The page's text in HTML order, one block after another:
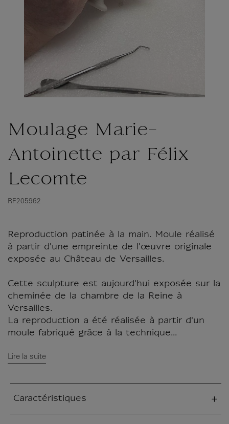
Moulage Marie-
Antoinette par Félix
Lecomte
RF205962
Reproduction patinée à la main. Moule réalisé
à partir d'une empreinte de l'œuvre originale
exposée au Château de Versailles.
Cette sculpture est aujourd'hui exposée sur la
cheminée de la chambre de la Reine à
Versailles.
La reproduction a été réalisée à partir d'un
moule fabriqué grâce à la technique...
Lire la suite
Caractéristiques